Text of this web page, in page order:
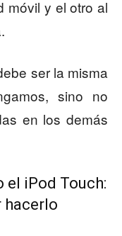
móvil y el otro al
ser la misma
sino no
en los demás
el iPod Touch:
hacerlo